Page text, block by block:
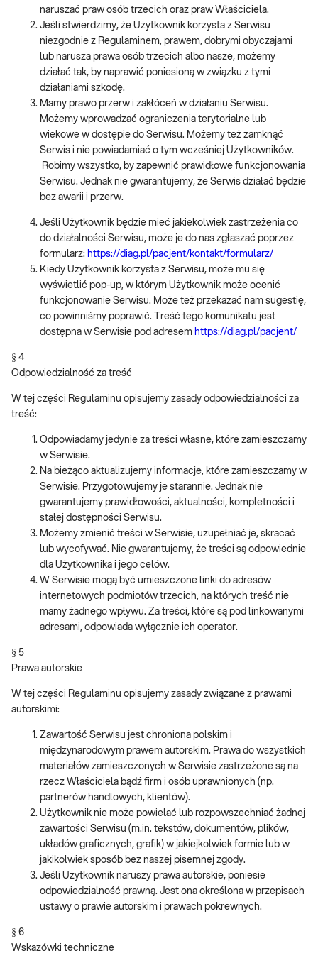
naruszać praw osób trzecich oraz praw Właściciela.
Jeśli stwierdzimy, że Użytkownik korzysta z Serwisu
niezgodnie z Regulaminem, prawem, dobrymi obyczajami
lub narusza prawa osób trzecich albo nasze, możemy
działać tak, by naprawić poniesioną w związku z tymi
działaniami szkodę.
Mamy prawo przerw i zakłóceń w działaniu Serwisu.
Możemy wprowadzać ograniczenia terytorialne lub
wiekowe w dostępie do Serwisu. Możemy też zamknąć
Serwis i nie powiadamiać o tym wcześniej Użytkowników.
Robimy wszystko, by zapewnić prawidłowe funkcjonowania
Serwisu. Jednak nie gwarantujemy, że Serwis działać będzie
bez awarii i przerw.
Jeśli Użytkownik będzie mieć jakiekolwiek zastrzeżenia co
do działalności Serwisu, może je do nas zgłaszać poprzez
formularz: https://diag.pl/pacjent/kontakt/formularz/
Kiedy Użytkownik korzysta z Serwisu, może mu się
wyświetlić pop-up, w którym Użytkownik może ocenić
funkcjonowanie Serwisu. Może też przekazać nam sugestię,
co powinniśmy poprawić. Treść tego komunikatu jest
dostępna w Serwisie pod adresem https://diag.pl/pacjent/
§ 4
Odpowiedzialność za treść
W tej części Regulaminu opisujemy zasady odpowiedzialności za
treść:
Odpowiadamy jedynie za treści własne, które zamieszczamy
w Serwisie.
Na bieżąco aktualizujemy informacje, które zamieszczamy w
Serwisie. Przygotowujemy je starannie. Jednak nie
gwarantujemy prawidłowości, aktualności, kompletności i
stałej dostępności Serwisu.
Możemy zmienić treści w Serwisie, uzupełniać je, skracać
lub wycofywać. Nie gwarantujemy, że treści są odpowiednie
dla Użytkownika i jego celów.
W Serwisie mogą być umieszczone linki do adresów
internetowych podmiotów trzecich, na których treść nie
mamy żadnego wpływu. Za treści, które są pod linkowanymi
adresami, odpowiada wyłącznie ich operator.
§ 5
Prawa autorskie
W tej części Regulaminu opisujemy zasady związane z prawami
autorskimi:
Zawartość Serwisu jest chroniona polskim i
międzynarodowym prawem autorskim. Prawa do wszystkich
materiałów zamieszczonych w Serwisie zastrzeżone są na
rzecz Właściciela bądź firm i osób uprawnionych (np.
partnerów handlowych, klientów).
Użytkownik nie może powielać lub rozpowszechniać żadnej
zawartości Serwisu (m.in. tekstów, dokumentów, plików,
układów graficznych, grafik) w jakiejkolwiek formie lub w
jakikolwiek sposób bez naszej pisemnej zgody.
Jeśli Użytkownik naruszy prawa autorskie, poniesie
odpowiedzialność prawną. Jest ona określona w przepisach
ustawy o prawie autorskim i prawach pokrewnych.
§ 6
Wskazówki techniczne